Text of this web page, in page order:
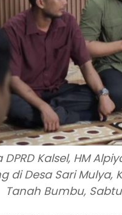
DPRD Kalsel, HM
di Desa Sari
Tanah Bumbu,